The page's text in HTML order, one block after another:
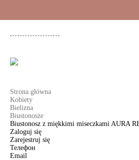
Strona główna
Kobiety
Bielizna
Biustonosze
Biustonosz z miękkimi miseczkami AURA
Zaloguj się
Zarejestruj się
Телефон
Email